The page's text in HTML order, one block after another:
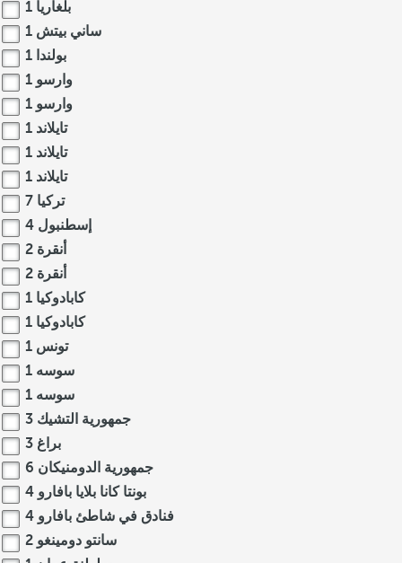
بلغاريا 1
ساني بيتش 1
بولندا 1
وارسو 1
وارسو 1
تايلاند 1
تايلاند 1
تايلاند 1
تركيا 7
إسطنبول 4
أنقرة 2
أنقرة 2
كابادوكيا 1
كابادوكيا 1
تونس 1
سوسه 1
سوسه 1
جمهورية التشيك 3
براغ 3
جمهورية الدومنيكان 6
بونتا كانا بلايا بافارو 4
فنادق في شاطئ بافارو 4
سانتو دومينغو 2